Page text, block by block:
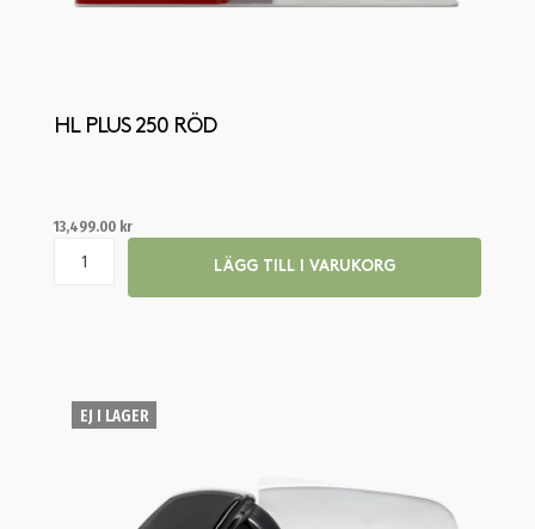
HL PLUS 250 RÖD
13,499.00 kr
LÄGG TILL I VARUKORG
EJ I LAGER